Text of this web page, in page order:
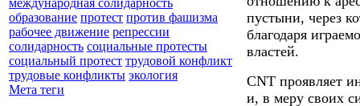
международная солидарность
образование протест против фашизма
рабочее движение репрессии
солидарность социальные протесты
социальный протест трудовой конфликт
трудовые конфликты экология
Мета теги
пустыни, через
благодаря
властей.
CNT проявляет
и, в меру своих